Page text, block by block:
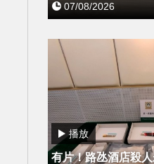
07/08/2026
播放
有片！路氹酒店殺